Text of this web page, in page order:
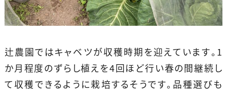
辻農園ではキャベツが収穫時期を迎えています。1
か月程度のずらし植えを4回ほど行い春の間継続し
て収穫できるように栽培するそうです。品種選びも